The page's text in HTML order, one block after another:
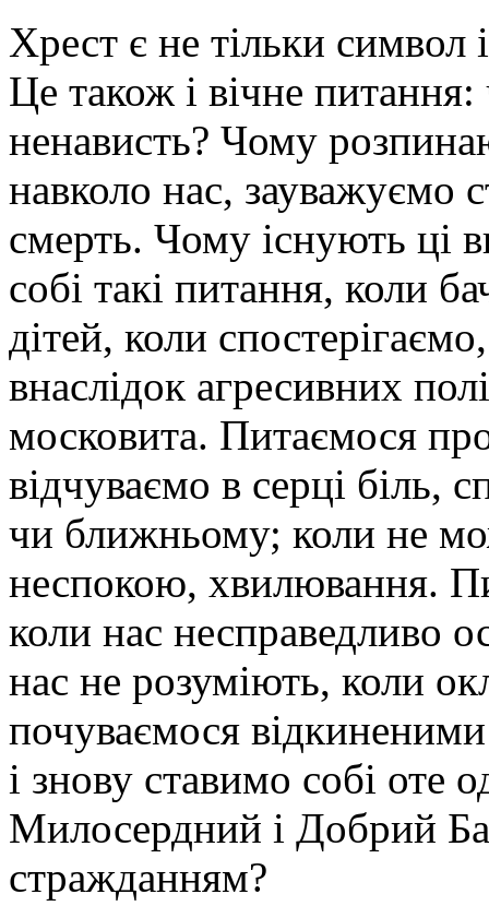
Хрест є не тільки
Це також і вічне
ненависть? Чому
навколо нас, зауважуємо
смерть. Чому існують ці
собі такі питання, коли
дітей, коли
внаслідок агресивних
московита. Питаємося
відчуваємо в серці біль,
чи ближньому; коли не
неспокою, хвилювання.
коли нас несправедливо
нас не розуміють, коли
почуваємося
і знову ставимо собі оте
Милосердний і Добрий
стражданням?